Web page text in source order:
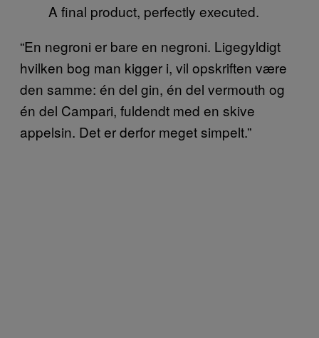
A final product, perfectly executed.
“En negroni er bare en negroni. Ligegyldigt
hvilken bog man kigger i, vil opskriften være
den samme: én del gin, én del vermouth og
én del Campari, fuldendt med en skive
appelsin. Det er derfor meget simpelt.”